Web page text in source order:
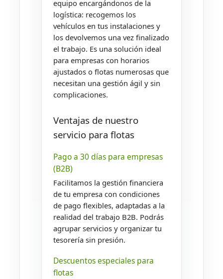
equipo encargándonos de la
logística: recogemos los
vehículos en tus instalaciones y
los devolvemos una vez finalizado
el trabajo. Es una solución ideal
para empresas con horarios
ajustados o flotas numerosas que
necesitan una gestión ágil y sin
complicaciones.
Ventajas de nuestro
servicio para flotas
Pago a 30 días para empresas
(B2B)
Facilitamos la gestión financiera
de tu empresa con condiciones
de pago flexibles, adaptadas a la
realidad del trabajo B2B. Podrás
agrupar servicios y organizar tu
tesorería sin presión.
Descuentos especiales para
flotas